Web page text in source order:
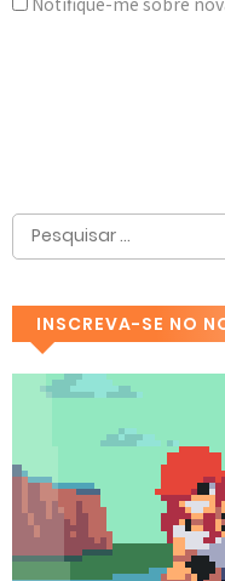
INSCREVA-SE NO